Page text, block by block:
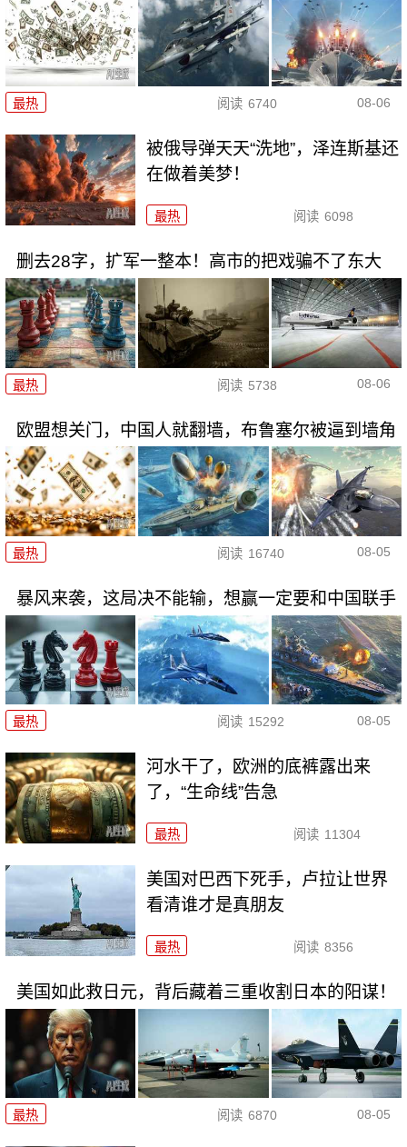
最热 阅读 6740 08-06
被俄导弹天天“洗地”，泽连斯基还
在做着美梦！
最热 阅读 6098
删去28字，扩军一整本！高市的把戏骗不了东大
最热 阅读 5738 08-06
欧盟想关门，中国人就翻墙，布鲁塞尔被逼到墙角
最热 阅读 16740 08-05
暴风来袭，这局决不能输，想赢一定要和中国联手
最热 阅读 15292 08-05
河水干了，欧洲的底裤露出来
了，“生命线”告急
最热 阅读 11304
美国对巴西下死手，卢拉让世界
看清谁才是真朋友
最热 阅读 8356
美国如此救日元，背后藏着三重收割日本的阳谋！
最热 阅读 6870 08-05